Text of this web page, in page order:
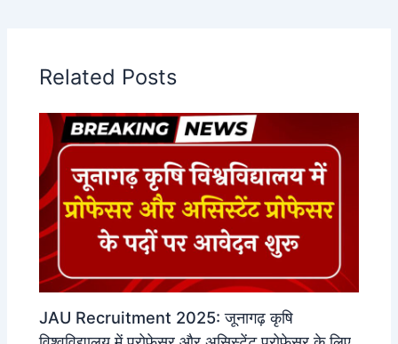
Related Posts
JAU Recruitment 2025: जूनागढ़ कृषि